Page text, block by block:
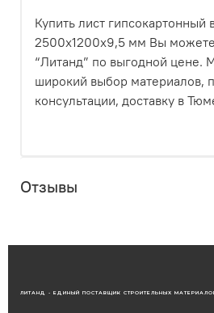
Купить лист гипсокартонный
2500х1200х9,5 мм Вы
“Литанд” по выгодной цене.
широкий выбор материалов,
консультации, доставку в
Отзывы
ЛИТАНД - ЕДИНЫЙ ПОСТАВЩИК СТРОИТЕЛЬНЫХ